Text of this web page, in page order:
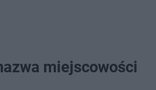
miejscowości